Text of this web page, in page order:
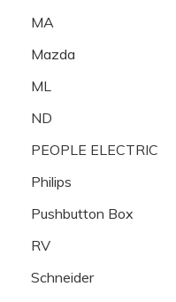
MA
Mazda
ML
ND
PEOPLE ELECTRIC
Philips
Pushbutton Box
RV
Schneider